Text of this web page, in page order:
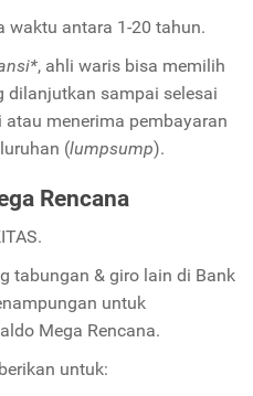
waktu antara 1-20 tahun.
, ahli waris bisa memilih
dilanjutkan sampai selesai
menerima pembayaran
(lumpsump).
Rencana
tabungan & giro lain di Bank
untuk
Mega Rencana.
untuk: